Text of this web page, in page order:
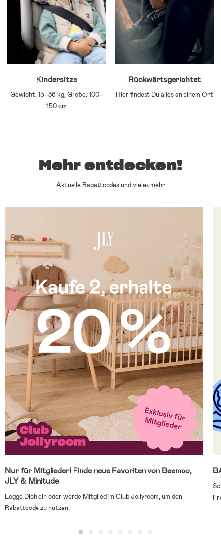
Kindersitze
Gewicht: 15–36 kg, Größe: 100–
150 cm
Rückwärtsgerichtet
Hier findest Du alles an einem Ort
Mehr entdecken!
Aktuelle Rabattcodes und vieles mehr
Nur für Mitglieder! Finde neue Favoriten von Beemoo,
JLY & Minitude
Logge Dich ein oder werde Mitglied im Club Jollyroom, um den
Rabattcode zu nutzen.